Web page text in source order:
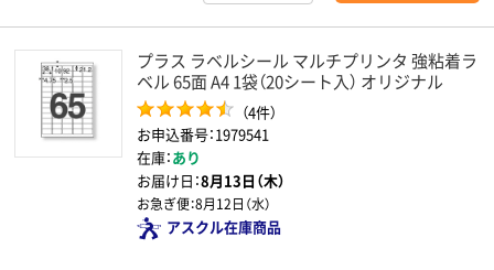
プラス ラベルシール マルチプリンタ 強粘着ラ
ベル 65面 A4 1袋（20シート入） オリジナル
（4件）
お申込番号：1979541
在庫：あり
お届け日：8月13日（木）
お急ぎ便：8月12日（水）
アスクル在庫商品